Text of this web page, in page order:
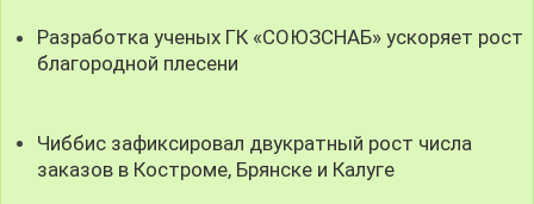
Разработка ученых ГК «СОЮЗСНАБ» ускоряет рост
благородной плесени
Чиббис зафиксировал двукратный рост числа
заказов в Костроме, Брянске и Калуге